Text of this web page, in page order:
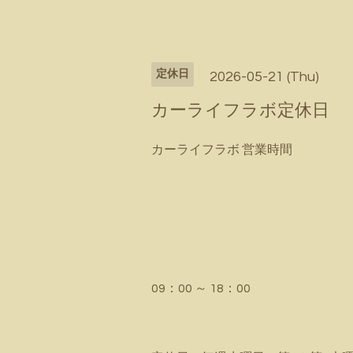
定休日 2026-05-21 (Thu)
カーライフラボ定休日
カーライフラボ 営業時間
09：00 ～ 18：00